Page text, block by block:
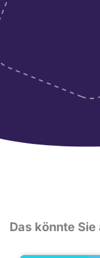
Das könnte